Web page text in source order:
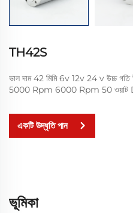
TH42S
ভাল দাম 42 মিমি 6v 12v 24 v উচ্চ
5000 Rpm 6000 Rpm 50 ওয়াট
একটি উদ্ধৃতি পান
ভূমিকা